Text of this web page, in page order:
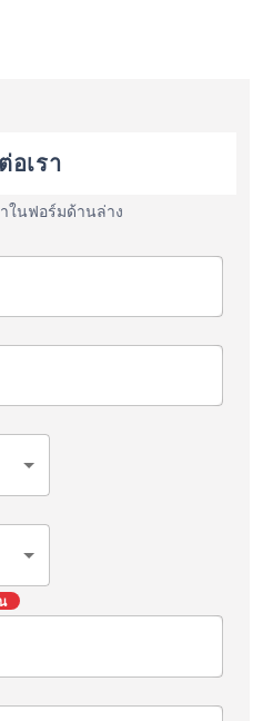
อเรา
ในฟอร์มด้านล่าง